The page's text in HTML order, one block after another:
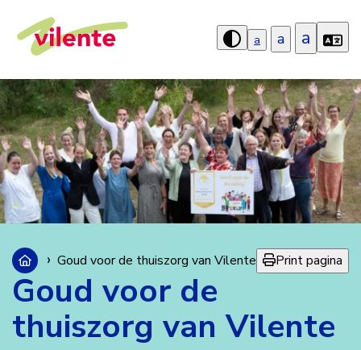
Hoog
aanzetten
a a a
Goud voor de thuiszorg van Vilente Print pagina
Goud voor de
thuiszorg van Vilente